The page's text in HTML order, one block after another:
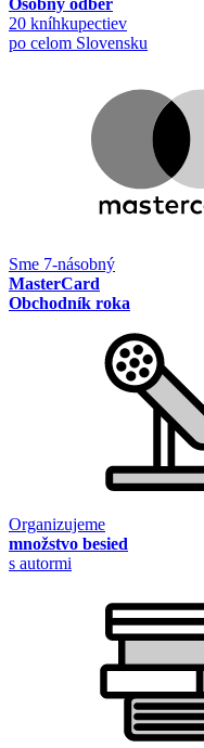
Osobný odber
20 kníhkupectiev
po celom Slovensku
Sme 7-násobný
MasterCard
Obchodník roka
Organizujeme
množstvo besied
s autormi